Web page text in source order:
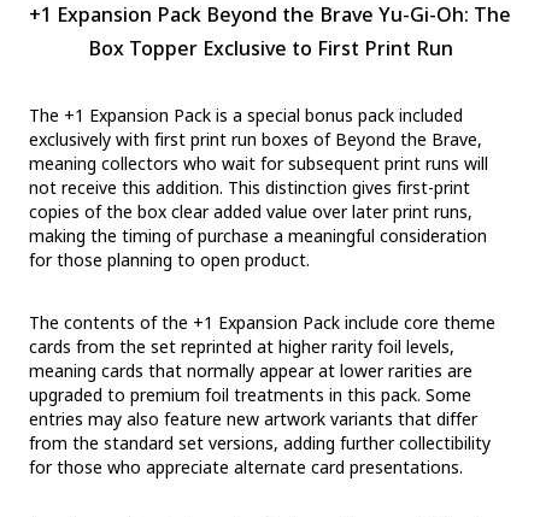
+1 Expansion Pack Beyond the Brave Yu-Gi-Oh: The
Box Topper Exclusive to First Print Run
The +1 Expansion Pack is a special bonus pack included
exclusively with first print run boxes of Beyond the Brave,
meaning collectors who wait for subsequent print runs will
not receive this addition. This distinction gives first-print
copies of the box clear added value over later print runs,
making the timing of purchase a meaningful consideration
for those planning to open product.
The contents of the +1 Expansion Pack include core theme
cards from the set reprinted at higher rarity foil levels,
meaning cards that normally appear at lower rarities are
upgraded to premium foil treatments in this pack. Some
entries may also feature new artwork variants that differ
from the standard set versions, adding further collectibility
for those who appreciate alternate card presentations.